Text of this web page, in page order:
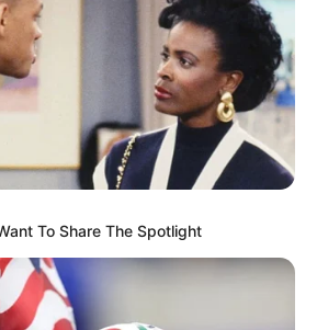
To Share The Spotlight